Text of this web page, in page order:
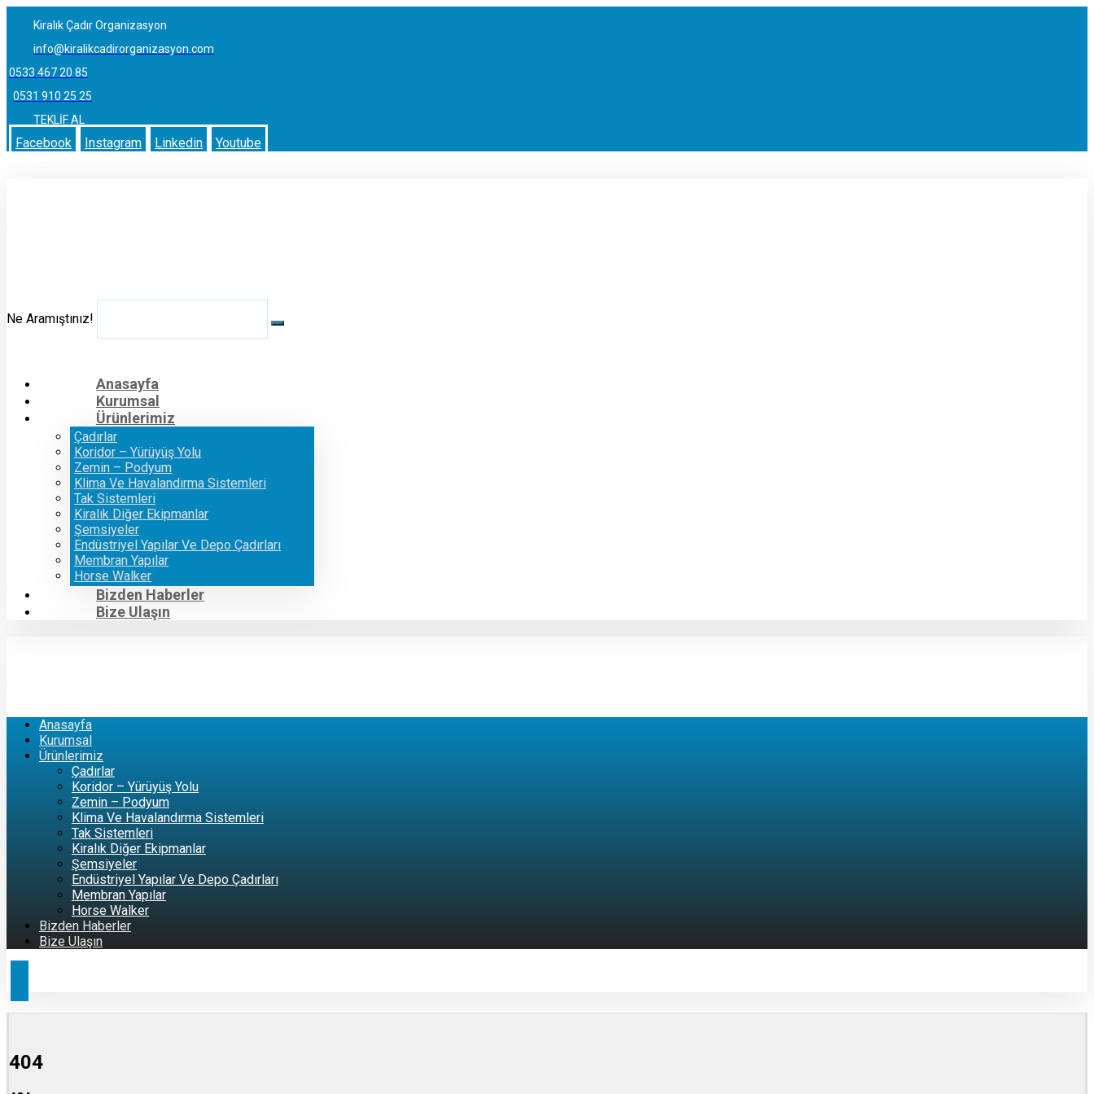
Kiralık Çadır Organizasyon
info@kiralikcadirorganizasyon.com
0533 467 20 85
0531 910 25 25
TEKLİF AL
Facebook Instagram Linkedin Youtube
Ne Aramıştınız!
Anasayfa
Kurumsal
Ürünlerimiz
Çadırlar
Koridor – Yürüyüş Yolu
Zemin – Podyum
Klima Ve Havalandırma Sistemleri
Tak Sistemleri
Kiralık Diğer Ekipmanlar
Şemsiyeler
Endüstriyel Yapılar Ve Depo Çadırları
Membran Yapılar
Horse Walker
Bizden Haberler
Bize Ulaşın
Anasayfa
Kurumsal
Ürünlerimiz
Çadırlar
Koridor – Yürüyüş Yolu
Zemin – Podyum
Klima Ve Havalandırma Sistemleri
Tak Sistemleri
Kiralık Diğer Ekipmanlar
Şemsiyeler
Endüstriyel Yapılar Ve Depo Çadırları
Membran Yapılar
Horse Walker
Bizden Haberler
Bize Ulaşın
404